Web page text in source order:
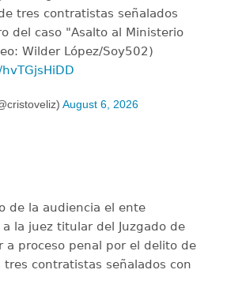
tres contratistas señalados
del caso "Asalto al Ministerio
Wilder López/Soy502)
August 6, 2026
de la audiencia el ente
la juez titular del Juzgado de
a proceso penal por el delito de
tres contratistas señalados con